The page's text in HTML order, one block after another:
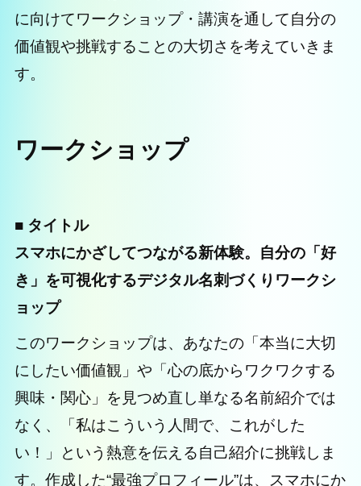
に向けてワークショップ・講演を通して自分の
価値観や挑戦することの大切さを考えていきま
す。
ワークショップ
■ タイトル
スマホにかざしてつながる新体験。自分の「好
き」を可視化するデジタル名刺づくりワークシ
ョップ
このワークショップは、あなたの「本当に大切
にしたい価値観」や「心の底からワクワクする
興味・関心」を見つめ直し単なる名前紹介では
なく、「私はこういう人間で、これがした
い！」という熱意を伝える自己紹介に挑戦しま
す。作成した“最強プロフィール”は、スマホにか